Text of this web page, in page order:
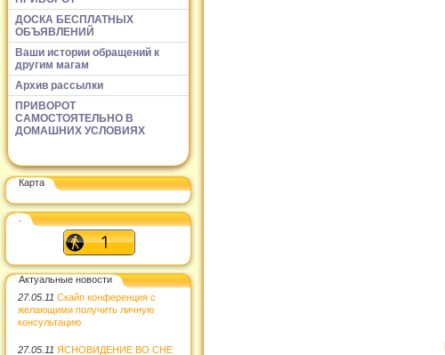
ДОСКА БЕСПЛАТНЫХ
ОБЪЯВЛЕНИЙ
Ваши истории обращений к
другим магам
Архив рассылки
ПРИВОРОТ
САМОСТОЯТЕЛЬНО В
ДОМАШНИХ УСЛОВИЯХ
Карта
Актуальные новости
27.05.11 Скайп конференция с
желающими получить личную
консультацию
27.05.11 ЯСНОВИДЕНИЕ ВО СНЕ